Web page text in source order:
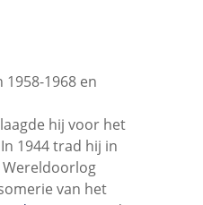
1968 en
hij voor het
1944 trad hij in
Wereldoorlog
van het